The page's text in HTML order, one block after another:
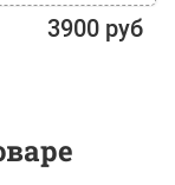
3900 руб